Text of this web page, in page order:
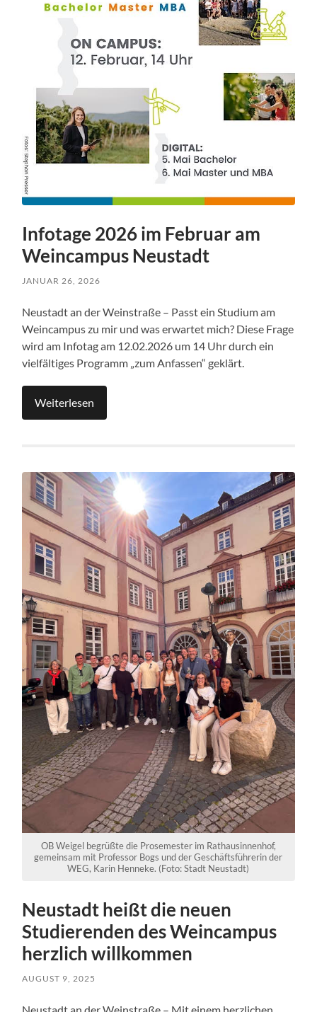
Infotage 2026 im Februar am
Weincampus Neustadt
JANUAR 26, 2026
Neustadt an der Weinstraße – Passt ein Studium am
Weincampus zu mir und was erwartet mich? Diese Frage
wird am Infotag am 12.02.2026 um 14 Uhr durch ein
vielfältiges Programm „zum Anfassen“ geklärt.
Weiterlesen
OB Weigel begrüßte die Prosemester im Rathausinnenhof,
gemeinsam mit Professor Bogs und der Geschäftsführerin der
WEG, Karin Henneke. (Foto: Stadt Neustadt)
Neustadt heißt die neuen
Studierenden des Weincampus
herzlich willkommen
AUGUST 9, 2025